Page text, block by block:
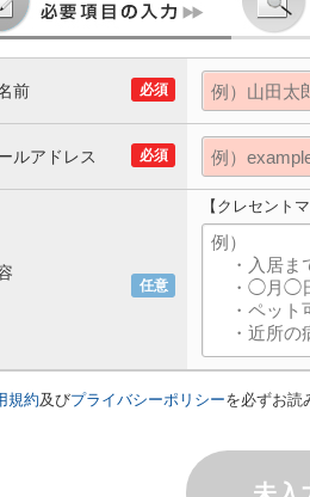
必須
前
必須
ルアドレス
任意
【クレセント
規約及びプライバシーポリシーを必ずお読